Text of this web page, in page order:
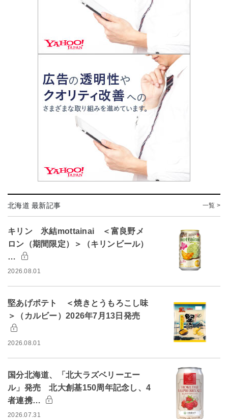
北海道 最新記事 一覧 >
キリン 氷結mottainai ＜富良野メ
ロン（期間限定）＞（キリンビール）
…
2026.08.01
堅あげポテト ＜焼きとうもろこし味
＞（カルビー）2026年7月13日発売
2026.08.01
国分北海道、「北大ラズベリーエー
ル」発売 北大創基150周年記念し、4
者連携…
2026.07.31